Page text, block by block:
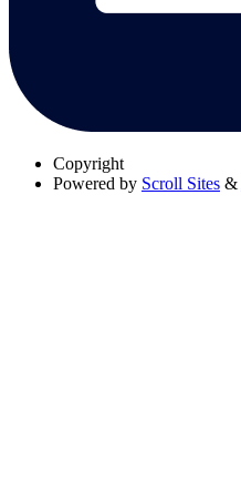
Copyright
Powered by Scroll Sites &